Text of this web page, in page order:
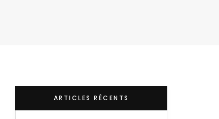
ARTICLES RÉCENTS